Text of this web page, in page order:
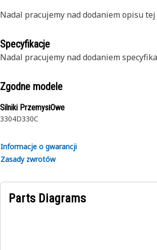
Nadal pracujemy nad dodaniem opisu tej
Specyfikacje
Nadal pracujemy nad dodaniem
Zgodne modele
Silniki PrzemysłOwe
3304D330C
Informacje o gwarancji
Zasady zwrotów
Parts Diagrams